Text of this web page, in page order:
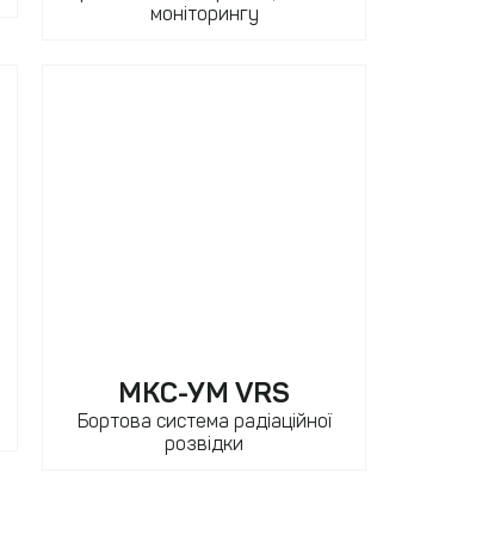
моніторингу
МКС-УМ VRS
Бортова система радіаційної
розвідки